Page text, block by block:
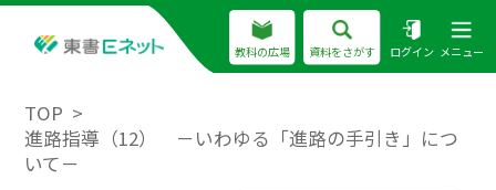
教科の広場 資料をさがす ログイン メニュー
TOP
進路指導（12） －いわゆる「進路の手引き」につ
いて－